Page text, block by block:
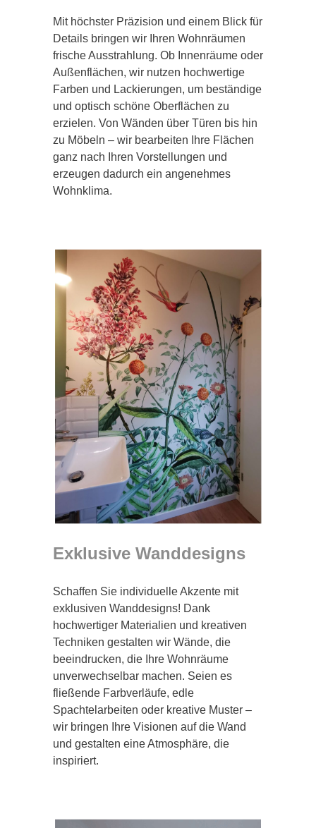
Mit höchster Präzision und einem Blick für
Details bringen wir Ihren Wohnräumen
frische Ausstrahlung. Ob Innenräume oder
Außenflächen, wir nutzen hochwertige
Farben und Lackierungen, um beständige
und optisch schöne Oberflächen zu
erzielen. Von Wänden über Türen bis hin
zu Möbeln – wir bearbeiten Ihre Flächen
ganz nach Ihren Vorstellungen und
erzeugen dadurch ein angenehmes
Wohnklima.
Exklusive Wanddesigns
Schaffen Sie individuelle Akzente mit
exklusiven Wanddesigns! Dank
hochwertiger Materialien und kreativen
Techniken gestalten wir Wände, die
beeindrucken, die Ihre Wohnräume
unverwechselbar machen. Seien es
fließende Farbverläufe, edle
Spachtelarbeiten oder kreative Muster –
wir bringen Ihre Visionen auf die Wand
und gestalten eine Atmosphäre, die
inspiriert.